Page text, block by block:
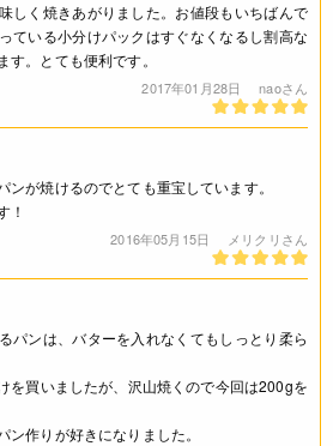
しく焼きあがりました。お値段もいちばんで
ている小分けパックはすぐなくなるし割高な
。とても便利です。
2017年01月28日 naoさん
が焼けるのでとても重宝しています。
！
2016年05月15日 メリクリさん
パンは、バターを入れなくてもしっとり柔ら
を買いましたが、沢山焼くので今回は200gを
作りが好きになりました。